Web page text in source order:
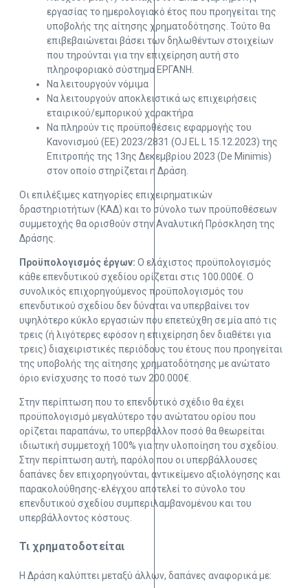
εργασίας το ημερολογιακό έτος που προηγείται της
υποβολής της αίτησης χρηματοδότησης. Τούτο θα
επιβεβαιώνεται βάσει των δηλωθέντων στοιχείων
που τηρούνται για την επιχείρηση αυτή στο
πληροφοριακό σύστημα ΕΡΓΑΝΗ.
Να λειτουργούν νόμιμα
Να λειτουργούν αποκλειστικά ως επιχειρήσεις
εταιρικού/εμπορικού χαρακτήρα
Να πληρούν τις προϋποθέσεις εφαρμογής του
Κανονισμού (ΕΕ) 2023/2831 (OJ EL L 15.12.2023) της
Επιτροπής της 13ης Δεκεμβρίου 2023 (De Minimis)
στον οποίο στηρίζεται η Δράση.
Οι επιλέξιμες κατηγορίες επιχειρηματικών
δραστηριοτήτων (ΚΑΔ) και το σύνολο των προϋποθέσεων
συμμετοχής θα ορισθούν στην Αναλυτική Πρόσκληση της
Δράσης.
​Προϋπολογισμός έργων: Ο ελάχιστος προϋπολογισμός
κάθε επενδυτικού σχεδίου ορίζεται στις 100.000€. Ο
συνολικός επιχορηγούμενος προϋπολογισμός του
επενδυτικού σχεδίου δεν δύναται να υπερβαίνει τον
υψηλότερο κύκλο εργασιών που επετεύχθη σε μία από τις
τρεις (ή λιγότερες εφόσον η επιχείρηση δεν διαθέτει για
τρεις) διαχειριστικές περιόδους του έτους που προηγείται
της υποβολής της αίτησης χρηματοδότησης με ανώτατο
όριο ενίσχυσης το ποσό των 200.000€.
Στην περίπτωση που το επενδυτικό σχέδιο θα έχει
προϋπολογισμό μεγαλύτερο του ανώτατου ορίου που
ορίζεται παραπάνω, το υπερβάλλον ποσό θα θεωρείται
ιδιωτική συμμετοχή 100% για την υλοποίηση του σχεδίου.
Στην περίπτωση αυτή, παρόλο που οι υπερβάλλουσες
δαπάνες δεν επιχορηγούνται, αντικείμενο αξιολόγησης και
παρακολούθησης-ελέγχου αποτελεί το σύνολο του
επενδυτικού σχεδίου συμπεριλαμβανομένου και του
υπερβάλλοντος κόστους.​
Τι χρηματοδοτείται
Η Δράση καλύπτει μεταξύ άλλων, δαπάνες αναφορικά με: